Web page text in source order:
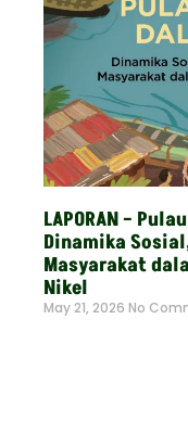
LAPORAN –
Dinamika
Masyarakat
Nikel
May 21, 2026 No